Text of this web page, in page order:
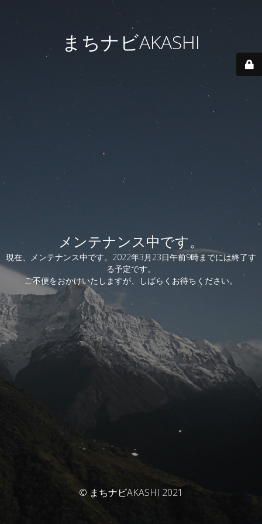
まちナビAKASHI
メンテナンス中です。
現在、メンテナンス中です。2022年3月23日午前9時までには終了す
る予定です。
ご不便をおかけいたしますが、しばらくお待ちください。
© まちナビAKASHI 2021